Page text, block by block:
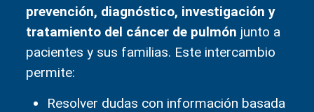
prevención, diagnóstico, investigación y
tratamiento del cáncer de pulmón junto a
pacientes y sus familias. Este intercambio
permite:
Resolver dudas con información basada